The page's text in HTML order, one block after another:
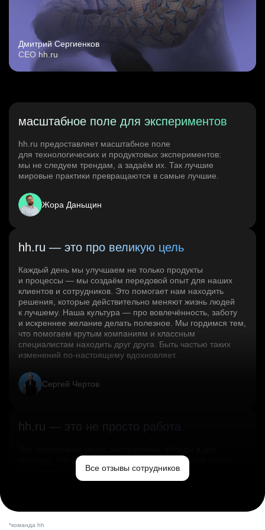
Дмитрий Сергиенков
CEO hh.ru
масштабное поле для экспериментов
hh.ru предоставляет масштабное поле
для технологических и продуктовых экспериментов:
мы не следуем трендам, а задаём их. Так лучшие
мировые практики превращаются в самые лучшие.
Жора Даньщин
hh.ru — это про великую цель
Каждый день мы улучшаем не только продукты
и процессы — мы создаём передовой опыт для наших
клиентов и сотрудников. Это помогает нам находить
решения, которые действительно меняют жизнь людей
к лучшему. Наша культура — про вовлечённость, заботу
и искреннее желание делать полезное. Мы гордимся тем,
что помогаем крутым компаниям и классным
специалистам находить друг друга. Быть частью таких
изменений по‑настоящему вдохновляет.
Сергей Чертов
hh.ru — это не просто работа
свободы. Мы помогаем миру и создаём лучший сервис
по поиску работы в стране.Все отзывы сотрудников
*команда hh